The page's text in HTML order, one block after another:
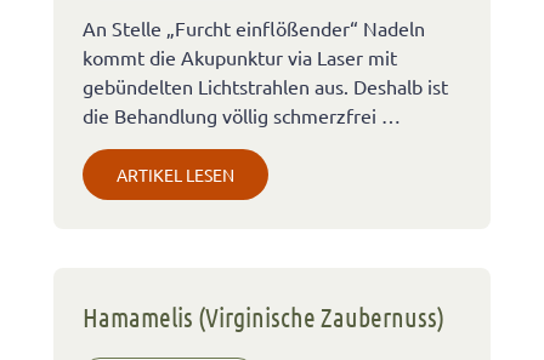
An Stelle „Furcht einflößender“ Nadeln
kommt die Akupunktur via Laser mit
gebündelten Lichtstrahlen aus. Deshalb ist
die Behandlung völlig schmerzfrei …
ARTIKEL LESEN
Hamamelis (Virginische Zaubernuss)